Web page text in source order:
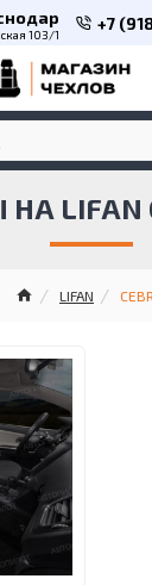
103/1
+7
LIFAN
LIFAN